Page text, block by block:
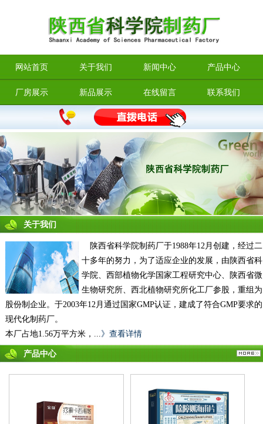
网站首页 关于我们 新闻中心 产品中心
厂房展示 新品展示 在线留言 联系我们
关于我们
陕西省科学院制药厂于1988年12月创建，经过二
十多年的努力，为了适应企业的发展，由陕西省科
学院、西部植物化学国家工程研究中心、陕西省微
生物研究所、西北植物研究所化工厂参股，重组为
股份制企业。于2003年12月通过国家GMP认证，建成了符合GMP要求的
现代化制药厂。
本厂占地1.56万平方米，...》查看详情
产品中心